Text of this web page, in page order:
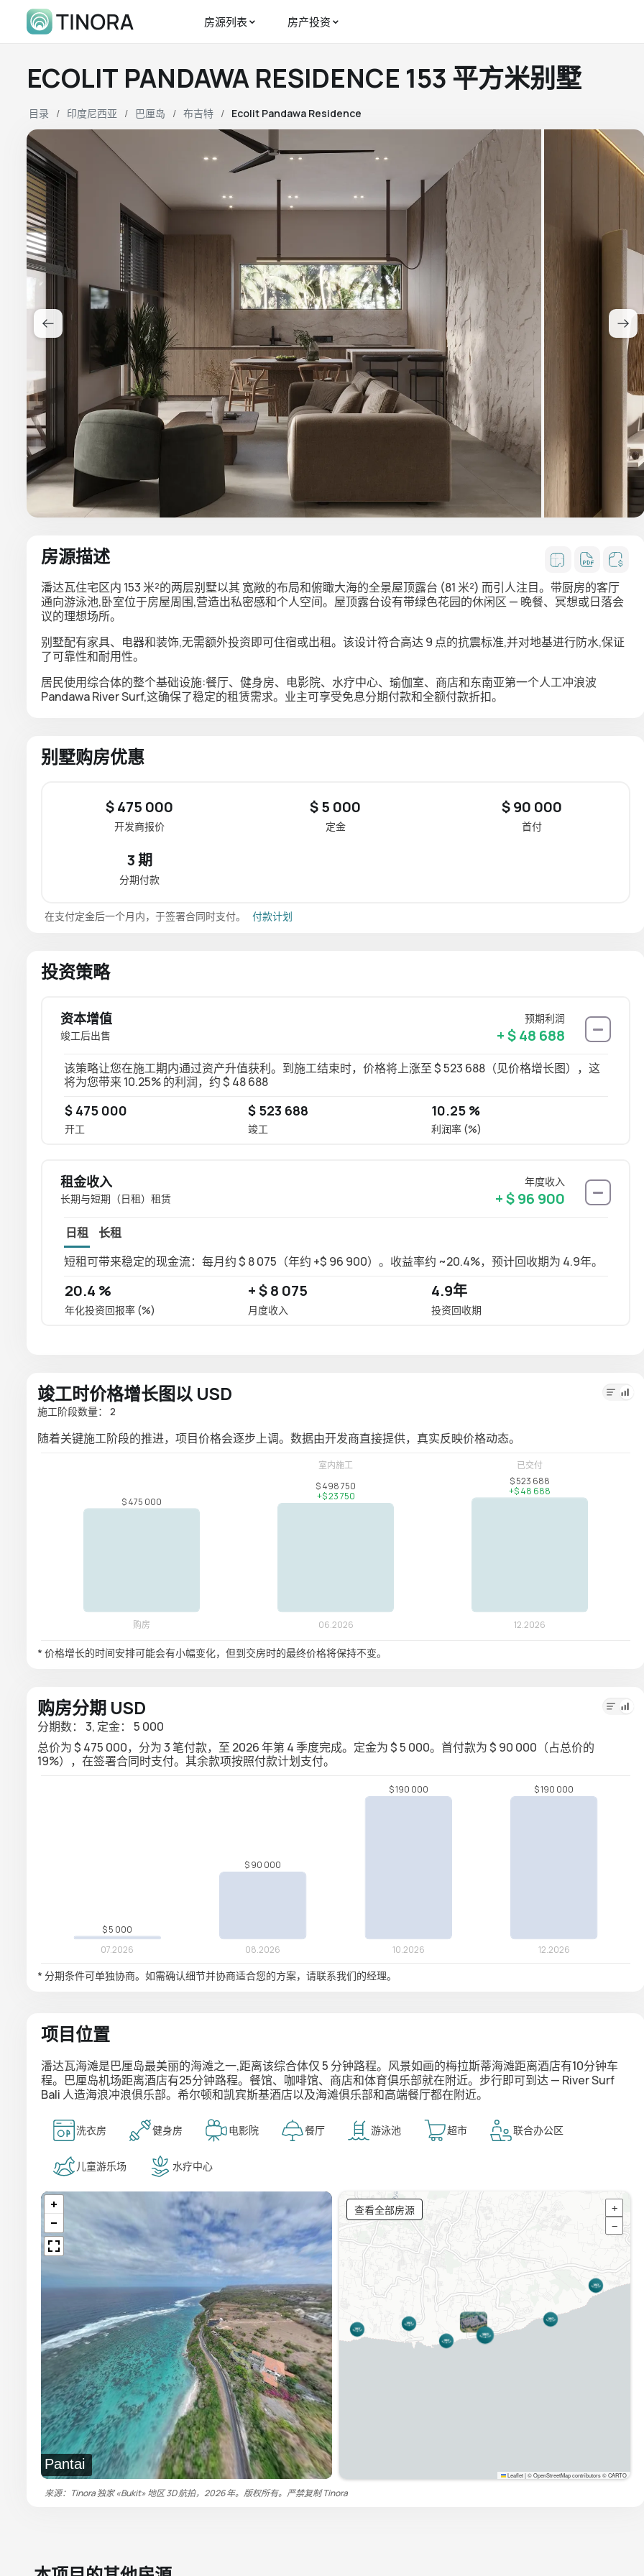
房源列表 房产投资
ECOLIT PANDAWA RESIDENCE 153 平方米别墅
目录 印度尼西亚 巴厘岛 布吉特 Ecolit Pandawa Residence
房源描述
潘达瓦住宅区内 153 米²的两层别墅以其宽敞的布局和俯瞰大海的全景屋顶露台 (81 米²) 而引人注目。带厨房的客厅
通向游泳池,卧室位于房屋周围,营造出私密感和个人空间。屋顶露台设有带绿色花园的休闲区 — 晚餐、冥想或日落会
议的理想场所。
别墅配有家具、电器和装饰,无需额外投资即可住宿或出租。该设计符合高达 9 点的抗震标准,并对地基进行防水,保证
了可靠性和耐用性。
居民使用综合体的整个基础设施:餐厅、健身房、电影院、水疗中心、瑜伽室、商店和东南亚第一个人工冲浪波
Pandawa River Surf,这确保了稳定的租赁需求。业主可享受免息分期付款和全额付款折扣。
别墅购房优惠
$ 475 000
开发商报价
$ 5 000
定金
$ 90 000
首付
3 期
分期付款
在支付定金后一个月内，于签署合同时支付。 付款计划
投资策略
资本增值
预期利润
竣工后出售
+ $ 48 688
该策略让您在施工期内通过资产升值获利。到施工结束时，价格将上涨至 $ 523 688（见价格增长图），这
将为您带来 10.25% 的利润，约 $ 48 688
$ 475 000
开工
$ 523 688
竣工
10.25 %
利润率 (%)
租金收入
年度收入
长期与短期（日租）租赁
+ $ 96 900
日租
长租
短租可带来稳定的现金流：每月约 $ 8 075（年约 +$ 96 900）。收益率约 ~20.4%，预计回收期为 4.9年。
20.4 %
年化投资回报率 (%)
+ $ 8 075
月度收入
4.9年
投资回收期
竣工时价格增长图以 USD
施工阶段数量： 2
随着关键施工阶段的推进，项目价格会逐步上调。数据由开发商直接提供，真实反映价格动态。
* 价格增长的时间安排可能会有小幅变化，但到交房时的最终价格将保持不变。
购房分期 USD
分期数： 3, 定金： 5 000
总价为 $ 475 000，分为 3 笔付款，至 2026 年第 4 季度完成。定金为 $ 5 000。首付款为 $ 90 000（占总价的
19%），在签署合同时支付。其余款项按照付款计划支付。
* 分期条件可单独协商。如需确认细节并协商适合您的方案，请联系我们的经理。
项目位置
潘达瓦海滩是巴厘岛最美丽的海滩之一,距离该综合体仅 5 分钟路程。风景如画的梅拉斯蒂海滩距离酒店有10分钟车
程。巴厘岛机场距离酒店有25分钟路程。餐馆、咖啡馆、商店和体育俱乐部就在附近。步行即可到达 — River Surf
Bali 人造海浪冲浪俱乐部。希尔顿和凯宾斯基酒店以及海滩俱乐部和高端餐厅都在附近。
洗衣房 健身房 电影院 餐厅 游泳池 超市 联合办公区
儿童游乐场 水疗中心
Pantai
查看全部房源
+
−
Leaflet|© OpenStreetMap contributors © CARTO
来源：Tinora 独家 «Bukit» 地区 3D 航拍，2026 年。版权所有。严禁复制Tinora